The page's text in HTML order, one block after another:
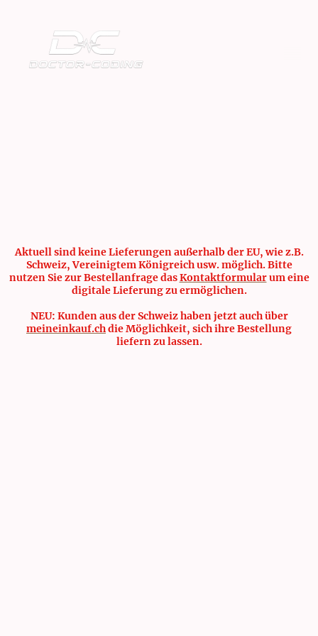
Aktuell sind keine Lieferungen außerhalb der EU, wie z.B.
Schweiz, Vereinigtem Königreich usw. möglich. Bitte
nutzen Sie zur Bestellanfrage dasKontaktformularum eine
digitale Lieferung zu ermöglichen.
NEU: Kunden aus der Schweiz haben jetzt auch über
meineinkauf.chdie Möglichkeit, sich ihre Bestellung
liefern zu lassen.